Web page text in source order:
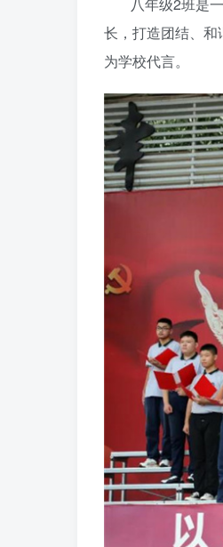
八年级2班是
长，打造团结、
为学校代言。